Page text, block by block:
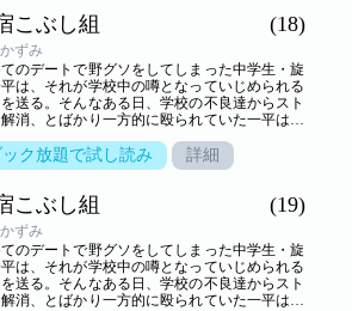
長していく姿を描いた青春熱血格闘アクション
こぶし組 (18)
ずみ
のデートで野グソをしてしまった中学生・旋
は、それが学校中の噂となっていじめられる
送る。そんなある日、学校の不良達からスト
消、とばかり一方的に殴られていた一平は、
と、幼稚園児・乱子と出会い……！？いじめ
子の一平が拳法の修業に励んで強くなり、さ
長していく姿を描いた青春熱血格闘アクション
ック放題で試し読み 詳細
こぶし組 (19)
ずみ
のデートで野グソをしてしまった中学生・旋
は、それが学校中の噂となっていじめられる
送る。そんなある日、学校の不良達からスト
消、とばかり一方的に殴られていた一平は、